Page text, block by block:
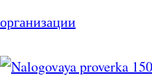
организации